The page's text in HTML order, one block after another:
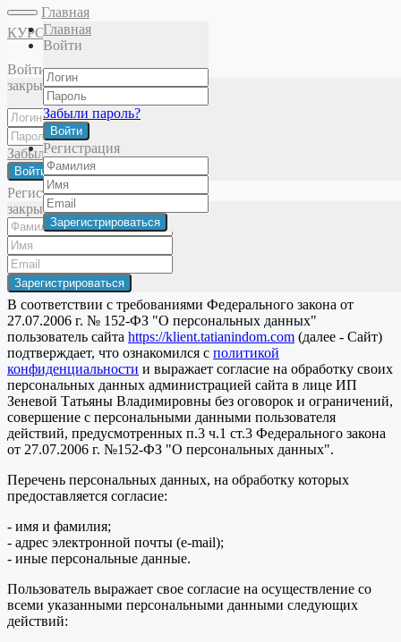
Главная
КУРСЫ
Войти
закрыть
Забыли пароль?
Войти
Регистрация
закрыть
Главная
Войти
Забыли пароль?
Войти
Регистрация
Главная
Политика конфиденциальности
© 2025 Татьяна Зенева. Все права защищены
закрыть
Пользовательское соглашение
Соглашение на обработку персональных данных
В соответствии с требованиями Федерального закона от
27.07.2006 г. № 152-ФЗ "О персональных данных"
пользователь сайта https://klient.tatianindom.com (далее - Сайт)
подтверждает, что ознакомился с политикой
конфиденциальности и выражает согласие на обработку своих
персональных данных администрацией сайта в лице ИП
Зеневой Татьяны Владимировны без оговорок и ограничений,
совершение с персональными данными пользователя
действий, предусмотренных п.3 ч.1 ст.3 Федерального закона
от 27.07.2006 г. №152-ФЗ "О персональных данных".
Перечень персональных данных, на обработку которых
предоставляется согласие:
- имя и фамилия;
- адрес электронной почты (e-mail);
- иные персональные данные.
Пользователь выражает свое согласие на осуществление со
всеми указанными персональными данными следующих
действий: